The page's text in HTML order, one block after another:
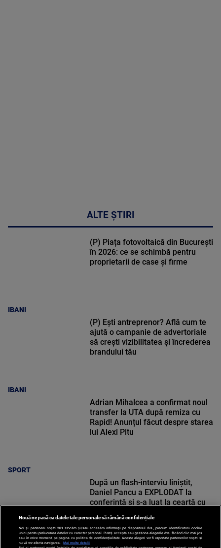
ALTE ȘTIRI
IBANI
(P) Piața fotovoltaică din București
în 2026: ce se schimbă pentru
proprietarii de case și firme
IBANI
(P) Ești antreprenor? Află cum te
ajută o campanie de advertoriale
să crești vizibilitatea și încrederea
brandului tău
SPORT
Adrian Mihalcea a confirmat noul
transfer la UTA după remiza cu
Rapid! Anunțul făcut despre starea
lui Alexi Pitu
După un flash-interviu liniștit,
Daniel Pancu a EXPLODAT la
conferință și s-a luat la ceartă cu
strigați”
Nouă ne pasă ca datele tale personale să rămână confidențiale
Noi și partenerii noștri 201 stocăm și/sau accesăm informații pe dispozitivul dvs., precum identificatorii cookie
unici pentru prelucrarea datelor cu caracter personal. Puteți accepta sau gestiona alegerile dvs. făcând clic mai jos
sau în orice moment, pe pagina cu politica de confidențialitate. Aceste alegeri vor fi raportate partenerilor noștri și
nu vă vor afecta navigarea.
Mai multe detalii